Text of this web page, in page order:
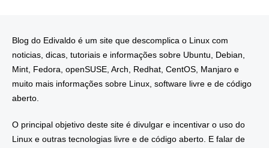
Blog do Edivaldo é um site que descomplica o Linux com
noticias, dicas, tutoriais e informações sobre Ubuntu, Debian,
Mint, Fedora, openSUSE, Arch, Redhat, CentOS, Manjaro e
muito mais informações sobre Linux, software livre e de código
aberto.
O principal objetivo deste site é divulgar e incentivar o uso do
Linux e outras tecnologias livre e de código aberto. E falar de